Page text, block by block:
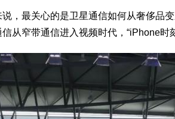
，最关心的是卫星通信如何从奢侈品
从窄带通信进入视频时代，“iPhone时